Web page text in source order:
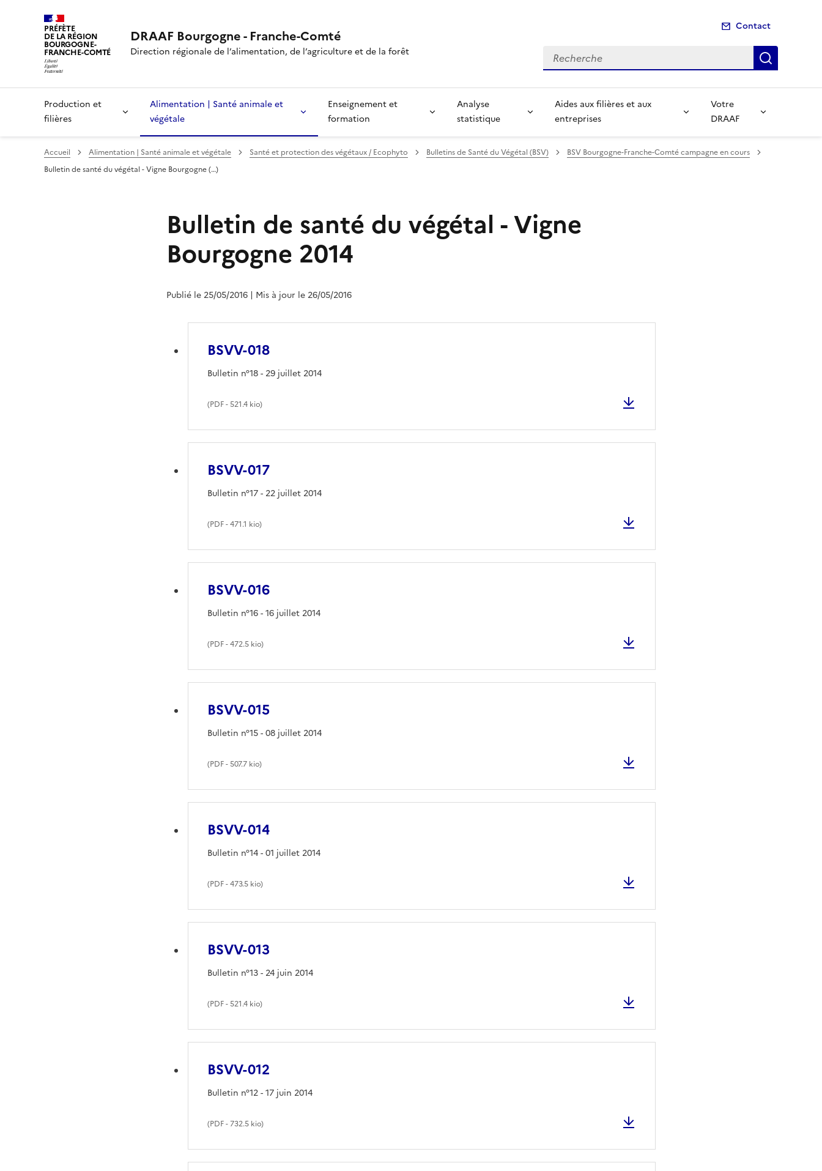
PRÉFÈTE
DE LA RÉGION
BOURGOGNE-
FRANCHE-COMTÉ
DRAAF Bourgogne - Franche-Comté
Direction régionale de l’alimentation, de l’agriculture et de la forêt
Contact
Recherche
Production et
filières
Alimentation | Santé animale et
végétale
Enseignement et
formation
Analyse
statistique
Aides aux filières et aux
entreprises
Votre
DRAAF
Accueil Alimentation | Santé animale et végétale Santé et protection des végétaux / Ecophyto Bulletins de Santé du Végétal (BSV)
BSV Bourgogne-Franche-Comté campagne en cours
Bulletin de santé du végétal - Vigne Bourgogne (…)
Bulletin de santé du végétal - Vigne
Bourgogne 2014
Publié le 25/05/2016 | Mis à jour le 26/05/2016
BSVV-018
(PDF- 521.4 kio)
Bulletin n°18 - 29 juillet 2014
BSVV-017
(PDF- 471.1 kio)
Bulletin n°17 - 22 juillet 2014
BSVV-016
(PDF- 472.5 kio)
Bulletin n°16 - 16 juillet 2014
BSVV-015
(PDF- 507.7 kio)
Bulletin n°15 - 08 juillet 2014
BSVV-014
(PDF- 473.5 kio)
Bulletin n°14 - 01 juillet 2014
BSVV-013
(PDF- 521.4 kio)
Bulletin n°13 - 24 juin 2014
BSVV-012
(PDF- 732.5 kio)
Bulletin n°12 - 17 juin 2014